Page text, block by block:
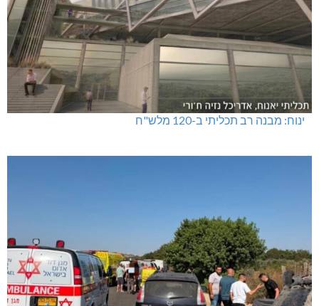
ינוח: מבנה רב תכליתי ב-120 מלש"ח